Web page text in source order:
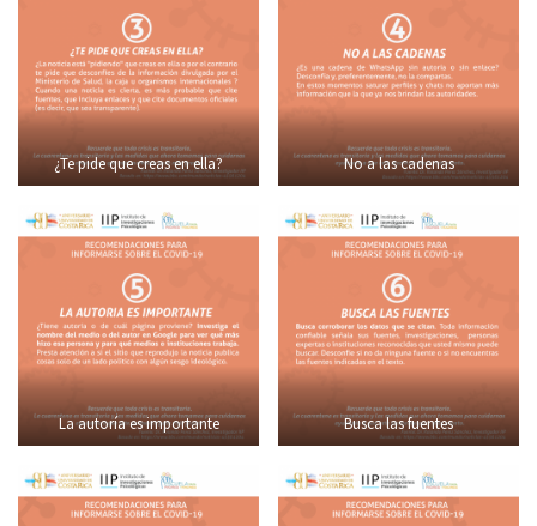
¿Te pide que creas en ella? No a las cadenas
La autoría es importante Busca las fuentes